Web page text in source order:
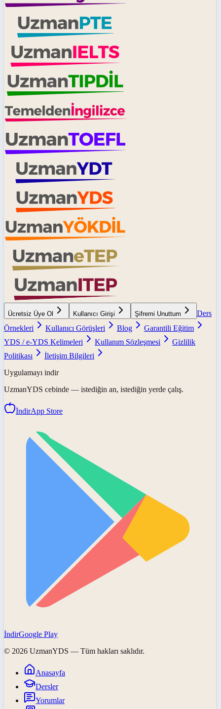
Ücretsiz Üye Ol Kullanıcı Girişi Şifremi Unuttum
Ders
Örnekleri
Kullanıcı Görüşleri Blog
Garantili Eğitim
YDS / e-YDS Kelimeleri
Kullanım Sözleşmesi
Gizlilik
Politikası
İletişim Bilgileri
Uygulamayı indir
UzmanYDS cebinde — istediğin an, istediğin yerde çalış.
İndirApp Store
İndirGoogle Play
© 2026 UzmanYDS — Tüm hakları saklıdır.
Anasayfa
Dersler
Yorumlar